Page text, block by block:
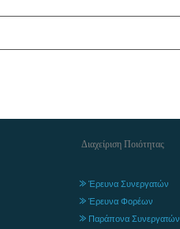
Διαχείριση Ποιότητας
Έρευνα Συνεργατών
Έρευνα Φορέων
Παράπονα Συνεργατών